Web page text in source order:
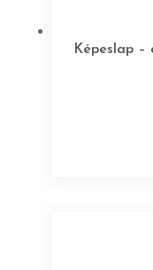
Képeslap